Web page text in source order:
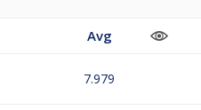
Avg
7.979